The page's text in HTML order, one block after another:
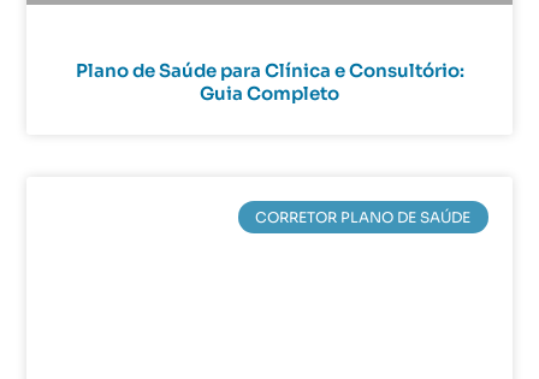
Plano de Saúde para Clínica e Consultório:
Guia Completo
CORRETOR PLANO DE SAÚDE